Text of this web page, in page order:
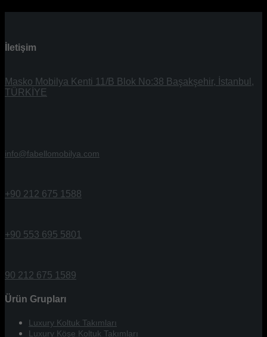
İletişim
Masko Mobilya Kenti 11/B Blok No:38 Başakşehir, İstanbul,
TÜRKİYE
info@fabellomobilya.com
+90 212 675 1588
+90 553 695 5801
90 212 675 1589
Ürün Grupları
Luxury Koltuk Takımları
Luxury Köşe Koltuk Takımları